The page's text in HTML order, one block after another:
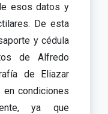
esos datos y
De esta
y cédula
de Alfredo
de Eliazar
en condiciones
ya que